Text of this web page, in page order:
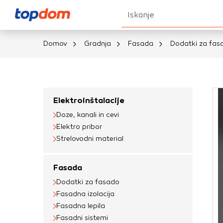
Domov Gradnja Fasada Dodatki za
Elektroinštalacije
Doze, kanali in cevi
Elektro pribor
Strelovodni material
Fasada
Dodatki za fasado
Fasadna izolacija
Fasadna lepila
Fasadni sistemi
Ko obiščete katero
brskalnika,
vašo napravo ali pa
informacije
prilagojeno
različna imena
določenih vrst